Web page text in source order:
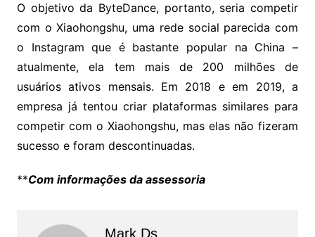
O objetivo da ByteDance, portanto, seria competir
com o Xiaohongshu, uma rede social parecida com
o Instagram que é bastante popular na China –
atualmente, ela tem mais de 200 milhões de
usuários ativos mensais. Em 2018 e em 2019, a
empresa já tentou criar plataformas similares para
competir com o Xiaohongshu, mas elas não fizeram
sucesso e foram descontinuadas.
**Com informações da assessoria
Mark Ds